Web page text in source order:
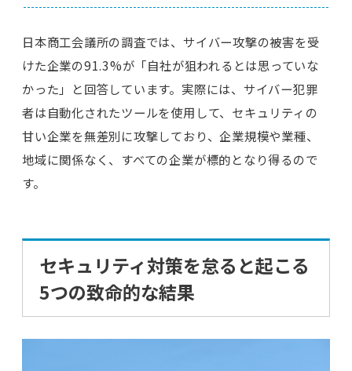
日本商工会議所の調査では、サイバー攻撃の被害を受
けた企業の91.3%が「自社が狙われるとは思っていな
かった」と回答しています。実際には、サイバー犯罪
者は自動化されたツールを使用して、セキュリティの
甘い企業を無差別に攻撃しており、企業規模や業種、
地域に関係なく、すべての企業が標的となり得るので
す。
セキュリティ対策を怠ると起こる
5つの致命的な結果